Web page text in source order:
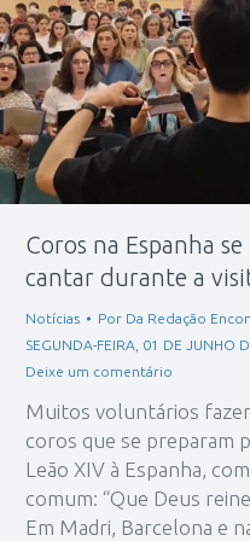
Coros na Espanha
cantar durante a
Notícias Por Da Redação
SEGUNDA-FEIRA, 01 DE JUNHO
Deixe um comentário
Muitos voluntários
coros que se preparam
Leão XIV à Espanha,
comum: “Que Deus
Em Madri, Barcelona e